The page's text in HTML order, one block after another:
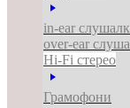
in-ear
over-ear
Hi-Fi стерео
Грамофони